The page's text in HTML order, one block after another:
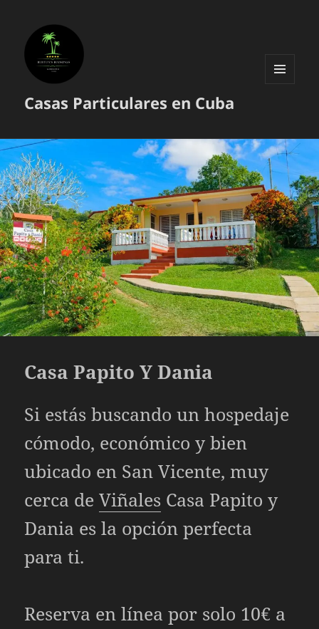
Casas Particulares en Cuba
Casa Papito Y Dania
Si estás buscando un hospedaje
cómodo, económico y bien
ubicado en San Vicente, muy
cerca deViñales Casa Papito y
Dania es la opción perfecta
para ti.
Reserva en línea por solo 10€ a